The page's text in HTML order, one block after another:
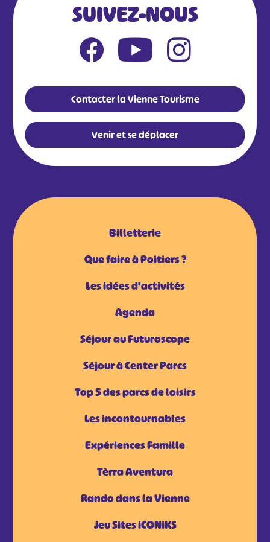
SUIVEZ-NOUS
Contacter la Vienne Tourisme
Venir et se déplacer
Billetterie
Que faire à Poitiers ?
Les idées d'activités
Agenda
Séjour au Futuroscope
Séjour à Center Parcs
Top 5 des parcs de loisirs
Les incontournables
Expériences Famille
Tèrra Aventura
Rando dans la Vienne
Jeu Sites iCONiKS